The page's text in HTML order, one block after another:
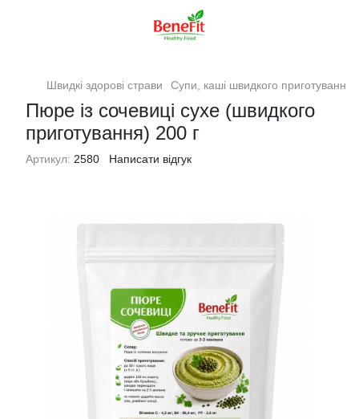
Швидкі здорові страви Супи, каші швидкого приготування
Пюре із сочевиці сухе (швидкого
приготування) 200 г
Артикул: 2580 Написати відгук